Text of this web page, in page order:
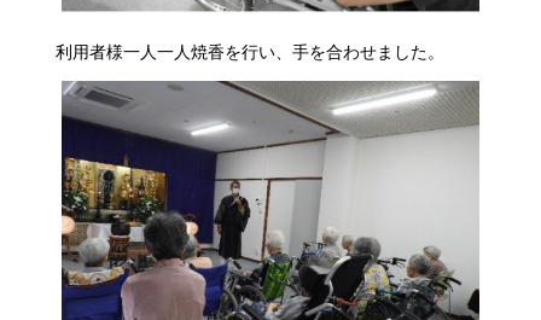
利用者様一人一人焼香を行い、手を合わせました。